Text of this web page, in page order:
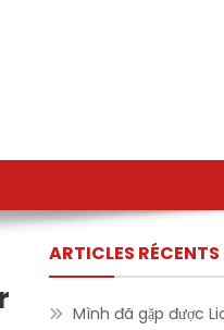
ARTICLES RÉCENTS
Mình đã gặp được